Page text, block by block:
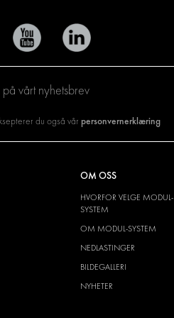
vårt nyhetsbrev
du også vår personvernerklæring
OM OSS
HVORFOR VELGE MODUL-
SYSTEM
OM MODUL-SYSTEM
NEDLASTINGER
BILDEGALLERI
NYHETER